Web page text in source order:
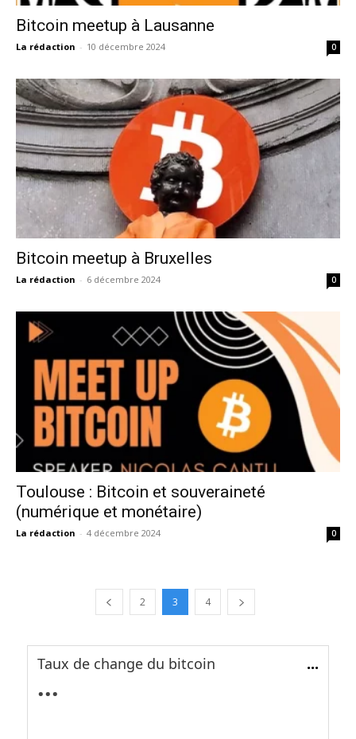
Bitcoin meetup à Lausanne
La rédaction - 10 décembre 2024 0
Bitcoin meetup à Bruxelles
La rédaction - 6 décembre 2024 0
Toulouse : Bitcoin et souveraineté
(numérique et monétaire)
La rédaction - 4 décembre 2024 0
2 3 4
Taux de change du bitcoin ...
...